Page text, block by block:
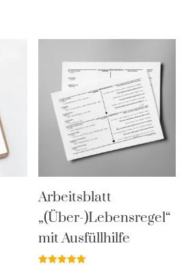
Arbeitsblatt
„(Über-)Lebensregel“
mit Ausfüllhilfe